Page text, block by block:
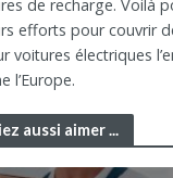
de recharge. Voilà
efforts pour couvrir
voitures électriques
l’Europe.
aussi aimer ...